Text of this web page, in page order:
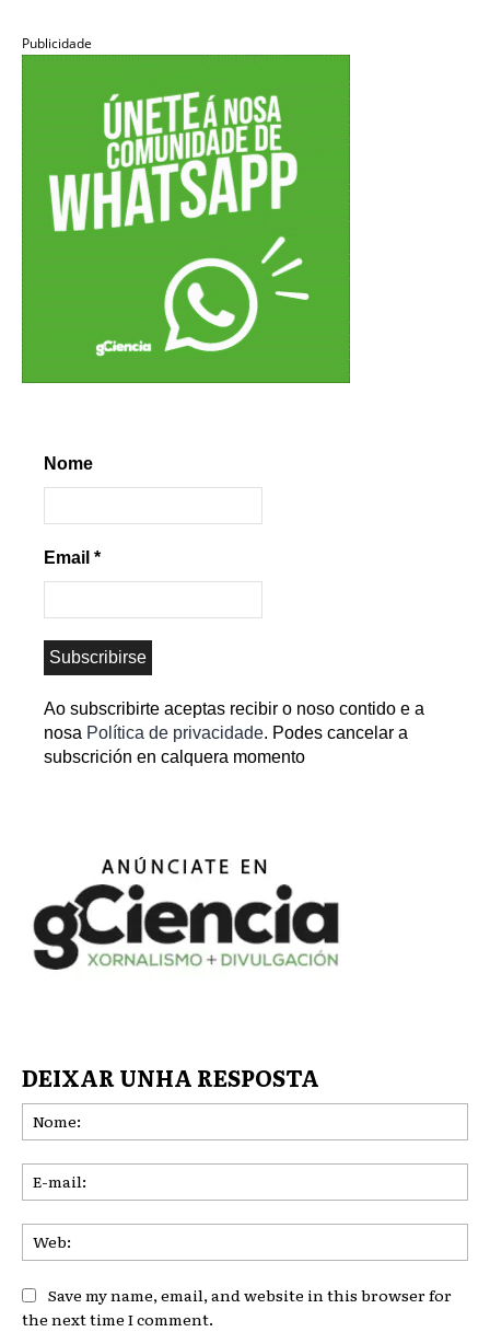
Publicidade
Nome
Email *
Ao subscribirte aceptas recibir o noso contido e a
nosa Política de privacidade. Podes cancelar a
subscrición en calquera momento
DEIXAR UNHA RESPOSTA
Save my name, email, and website in this browser for
the next time I comment.